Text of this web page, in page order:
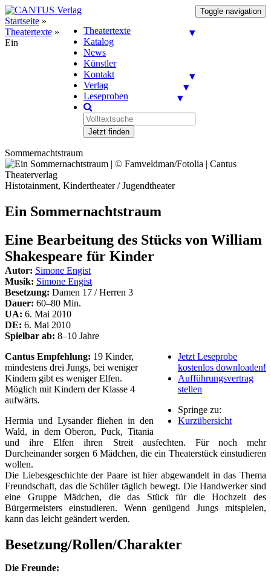
Toggle navigation
Theatertexte
Katalog
News
Künstler
Kontakt
Verlag
Leseproben
Jetzt finden
Startseite »
Theatertexte »
Ein
Sommernachtstraum
Histotainment, Kindertheater / Jugendtheater
Ein Sommernachtstraum
Eine Bearbeitung des Stücks von William
Shakespeare für Kinder
Autor: Simone Engist
Musik: Simone Engist
Besetzung: Damen 17 / Herren 3
Dauer: 60–80 Min.
UA: 6. Mai 2010
DE: 6. Mai 2010
Spielbar ab: 8–10 Jahre
Jetzt Leseprobe
kostenlos downloaden!
Aufführungsvertrag
stellen
Springe zu:
Kurzübersicht
Cantus Empfehlung: 19 Kinder,
mindestens drei Jungs, bei weniger
Kindern gibt es weniger Elfen.
Möglich mit Kindern der Klasse 4
aufwärts.
Hermia und Lysander fliehen in den
Wald, in dem Oberon, Puck, Titania
und ihre Elfen ihren Streit ausfechten. Für noch mehr
Durcheinander sorgen 6 Mädchen, die ein Theaterstück einstudieren
wollen.
Die Liebesgeschichte der Paare ist hier abgewandelt in das Thema
Freundschaft, das die Schüler täglich bewegt. Die Handwerker sind
eine Gruppe Mädchen, die das Stück für die Hochzeit des
Bürgermeisters einstudieren. Wenn genügend Jungs mitspielen,
kann das leicht geändert werden.
Besetzung/Rollen/Charakter
Die Freunde: